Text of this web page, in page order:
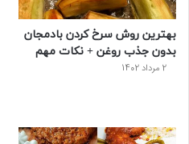
بهترین روش سرخ کردن بادمجان
بدون جذب روغن + نکات مهم
2 مرداد 1402